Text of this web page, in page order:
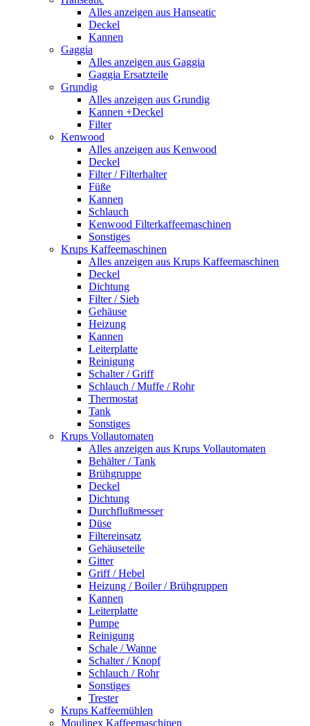
Alles anzeigen aus Hanseatic
Deckel
Kannen
Gaggia
Alles anzeigen aus Gaggia
Gaggia Ersatzteile
Grundig
Alles anzeigen aus Grundig
Kannen +Deckel
Filter
Kenwood
Alles anzeigen aus Kenwood
Deckel
Filter / Filterhalter
Füße
Kannen
Schlauch
Kenwood Filterkaffeemaschinen
Sonstiges
Krups Kaffeemaschinen
Alles anzeigen aus Krups Kaffeemaschinen
Deckel
Dichtung
Filter / Sieb
Gehäuse
Heizung
Kannen
Leiterplatte
Reinigung
Schalter / Griff
Schlauch / Muffe / Rohr
Thermostat
Tank
Sonstiges
Krups Vollautomaten
Alles anzeigen aus Krups Vollautomaten
Behälter / Tank
Brühgruppe
Deckel
Dichtung
Durchflußmesser
Düse
Filtereinsatz
Gehäuseteile
Gitter
Griff / Hebel
Heizung / Boiler / Brühgruppen
Kannen
Leiterplatte
Pumpe
Reinigung
Schale / Wanne
Schalter / Knopf
Schlauch / Rohr
Sonstiges
Trester
Krups Kaffeemühlen
Moulinex Kaffeemaschinen